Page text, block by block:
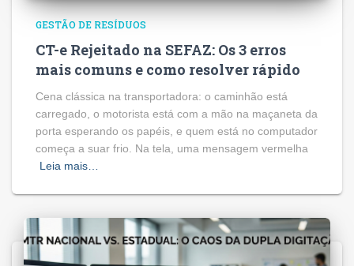
GESTÃO DE RESÍDUOS
CT-e Rejeitado na SEFAZ: Os 3 erros
mais comuns e como resolver rápido
Cena clássica na transportadora: o caminhão está
carregado, o motorista está com a mão na maçaneta da
porta esperando os papéis, e quem está no computador
começa a suar frio. Na tela, uma mensagem vermelha
Leia mais…